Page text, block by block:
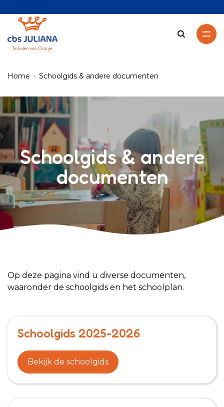
Zoeken
Home Schoolgids & andere documenten
Schoolgids & andere
documenten
Op deze pagina vind u diverse documenten,
waaronder de schoolgids en het schoolplan.
Schoolgids 2025-2026
Bekijk de schoolgids